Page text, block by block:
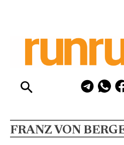
FRANZ VON